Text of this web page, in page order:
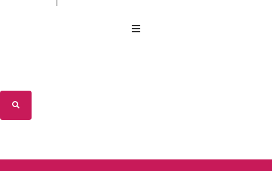
WGR-Gemeinschaft
WGR-Termine